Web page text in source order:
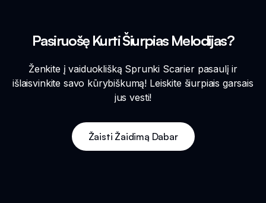
Pasiruošę Kurti Šiurpias Melodijas?
Ženkite į vaiduoklišką Sprunki Scarier pasaulį ir
išlaisvinkite savo kūrybiškumą! Leiskite šiurpiais garsais
jus vesti!
Žaisti Žaidimą Dabar